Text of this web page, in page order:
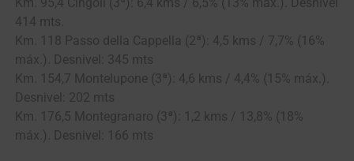
414 mts.
Km. 118 Passo della Cappella (2ª): 4,5 kms / 7,7% (16%
máx.). Desnivel: 345 mts
Km. 154,7 Montelupone (3ª): 4,6 kms / 4,4% (15% máx.).
Desnivel: 202 mts
Km. 176,5 Montegranaro (3ª): 1,2 kms / 13,8% (18%
máx.). Desnivel: 166 mts